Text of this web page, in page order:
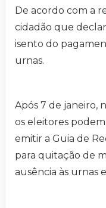
De acordo com a
cidadão que
isento do
urnas.
Após 7 de janeiro,
os eleitores
emitir a Guia de
para quitação de
ausência às urnas